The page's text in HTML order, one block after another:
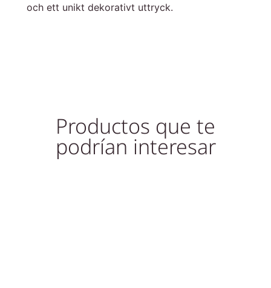
och ett unikt dekorativt uttryck.
Productos que te
podrían interesar